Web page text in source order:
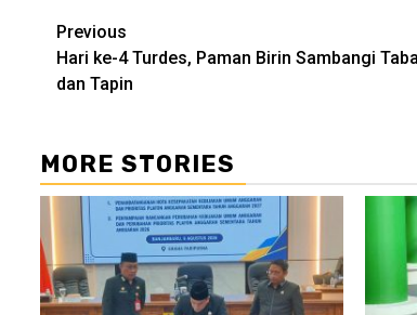
Continue
Reading
Previous
Hari ke-4 Turdes, Paman Birin Sambangi
dan Tapin
MORE STORIES